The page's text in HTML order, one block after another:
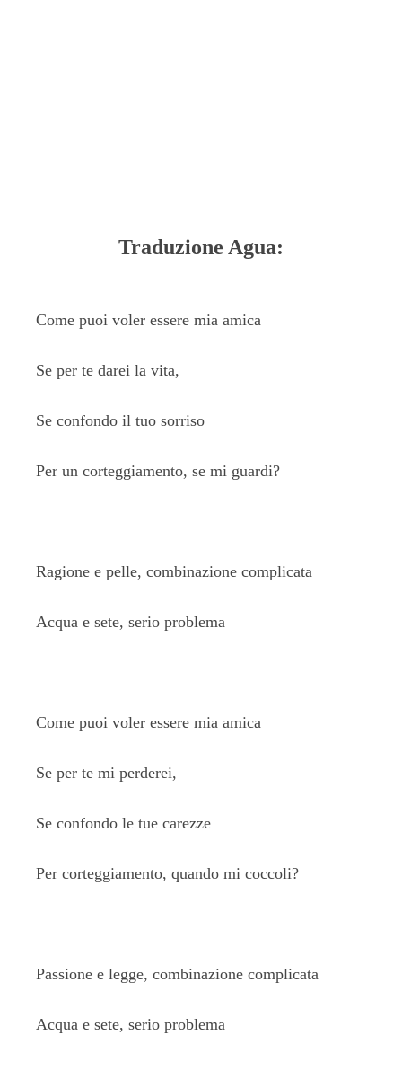
Traduzione Agua:
Come puoi voler essere mia amica
Se per te darei la vita,
Se confondo il tuo sorriso
Per un corteggiamento, se mi guardi?
Ragione e pelle, combinazione complicata
Acqua e sete, serio problema
Come puoi voler essere mia amica
Se per te mi perderei,
Se confondo le tue carezze
Per corteggiamento, quando mi coccoli?
Passione e legge, combinazione complicata
Acqua e sete, serio problema